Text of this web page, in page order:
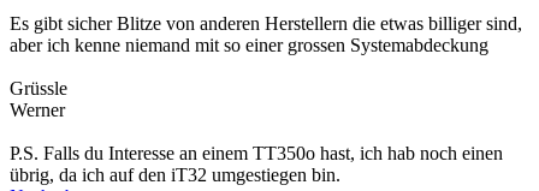
Es gibt sicher Blitze von anderen Herstellern die etwas billiger sind,
aber ich kenne niemand mit so einer grossen Systemabdeckung
Grüssle
Werner
P.S. Falls du Interesse an einem TT350o hast, ich hab noch einen
übrig, da ich auf den iT32 umgestiegen bin.